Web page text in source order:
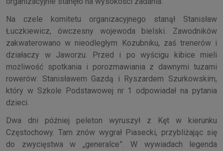
Na czele komitetu organizacyjnego stanął Stanisław
Łuczkiewicz, ówczesny wojewoda bielski. Zawodników
zakwaterowano w nieodległym Kozubniku, zaś trenerów i
działaczy w Jaworzu. Przed i po wyścigu kibice mieli
możliwość spotkania i porozmawiania z dawnymi tuzami
rowerów: Stanisławem Gazdą i Ryszardem Szurkowskim,
który w Szkole Podstawowej nr 1 odpowiadał na pytania
dzieci.
Dwa dni później peleton wyruszył z Kęt w kierunku
Częstochowy. Tam znów wygrał Piasecki, przybliżając się
do zwycięstwa w „generalce”. W wywiadach legenda